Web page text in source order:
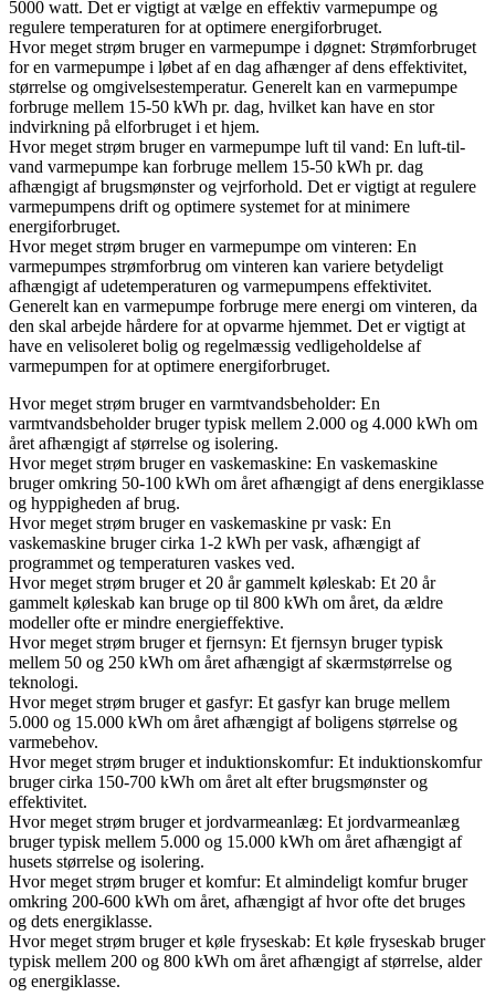
5000 watt. Det er vigtigt at vælge en effektiv varmepumpe og
regulere temperaturen for at optimere energiforbruget.
Hvor meget strøm bruger en varmepumpe i døgnet: Strømforbruget
for en varmepumpe i løbet af en dag afhænger af dens effektivitet,
størrelse og omgivelsestemperatur. Generelt kan en varmepumpe
forbruge mellem 15-50 kWh pr. dag, hvilket kan have en stor
indvirkning på elforbruget i et hjem.
Hvor meget strøm bruger en varmepumpe luft til vand: En luft-til-
vand varmepumpe kan forbruge mellem 15-50 kWh pr. dag
afhængigt af brugsmønster og vejrforhold. Det er vigtigt at regulere
varmepumpens drift og optimere systemet for at minimere
energiforbruget.
Hvor meget strøm bruger en varmepumpe om vinteren: En
varmepumpes strømforbrug om vinteren kan variere betydeligt
afhængigt af udetemperaturen og varmepumpens effektivitet.
Generelt kan en varmepumpe forbruge mere energi om vinteren, da
den skal arbejde hårdere for at opvarme hjemmet. Det er vigtigt at
have en velisoleret bolig og regelmæssig vedligeholdelse af
varmepumpen for at optimere energiforbruget.
Hvor meget strøm bruger en varmtvandsbeholder: En
varmtvandsbeholder bruger typisk mellem 2.000 og 4.000 kWh om
året afhængigt af størrelse og isolering.
Hvor meget strøm bruger en vaskemaskine: En vaskemaskine
bruger omkring 50-100 kWh om året afhængigt af dens energiklasse
og hyppigheden af brug.
Hvor meget strøm bruger en vaskemaskine pr vask: En
vaskemaskine bruger cirka 1-2 kWh per vask, afhængigt af
programmet og temperaturen vaskes ved.
Hvor meget strøm bruger et 20 år gammelt køleskab: Et 20 år
gammelt køleskab kan bruge op til 800 kWh om året, da ældre
modeller ofte er mindre energieffektive.
Hvor meget strøm bruger et fjernsyn: Et fjernsyn bruger typisk
mellem 50 og 250 kWh om året afhængigt af skærmstørrelse og
teknologi.
Hvor meget strøm bruger et gasfyr: Et gasfyr kan bruge mellem
5.000 og 15.000 kWh om året afhængigt af boligens størrelse og
varmebehov.
Hvor meget strøm bruger et induktionskomfur: Et induktionskomfur
bruger cirka 150-700 kWh om året alt efter brugsmønster og
effektivitet.
Hvor meget strøm bruger et jordvarmeanlæg: Et jordvarmeanlæg
bruger typisk mellem 5.000 og 15.000 kWh om året afhængigt af
husets størrelse og isolering.
Hvor meget strøm bruger et komfur: Et almindeligt komfur bruger
omkring 200-600 kWh om året, afhængigt af hvor ofte det bruges
og dets energiklasse.
Hvor meget strøm bruger et køle fryseskab: Et køle fryseskab bruger
typisk mellem 200 og 800 kWh om året afhængigt af størrelse, alder
og energiklasse.